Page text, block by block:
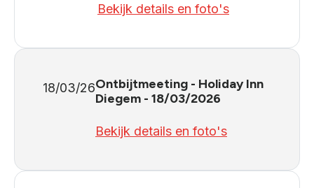
Bekijk details en foto's
18/03/26Ontbijtmeeting - Holiday Inn
Diegem - 18/03/2026
Bekijk details en foto's